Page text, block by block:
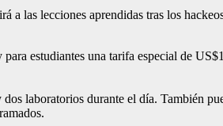
a las lecciones aprendidas tras los
estudiantes una tarifa especial de
laboratorios durante el día. También